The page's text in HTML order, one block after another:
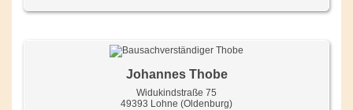
Johannes Thobe
Widukindstraße 75
49393 Lohne (Oldenburg)